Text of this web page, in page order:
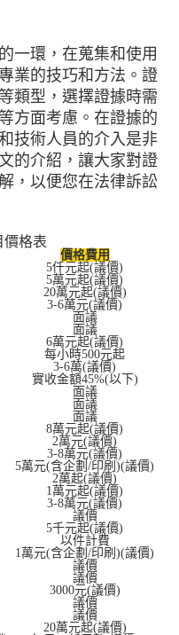
一環，在蒐集和使用
業的技巧和方法。證
類型，選擇證據時需
方面考慮。在證據的
技術人員的介入是非
的介紹，讓大家對證
，以便您在法律訴訟
價格表
價格費用
5仟元起(議價)
5萬元起(議價)
20萬元起(議價)
3-6萬元(議價)
面議
面議
6萬元起(議價)
每小時500元起
3-6萬(議價)
實收金額45%(以下)
面議
面議
面議
8萬元起(議價)
2萬元(議價)
3-8萬元(議價)
5萬元(含企劃/印刷)(議價)
2萬起(議價)
1萬元起(議價)
3-8萬元(議價)
議價
5千元起(議價)
以件計費
1萬元(含企劃/印刷)(議價)
議價
議價
3000元(議價)
議價
議價
20萬元起(議價)